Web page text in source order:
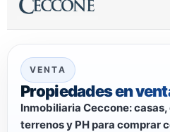
VENTA
Propiedades en
Inmobiliaria Ceccone:
terrenos y PH para comprar